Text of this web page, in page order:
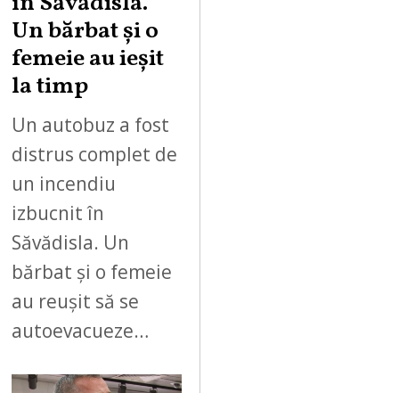
Un bărbat și o
femeie au ieșit
la timp
Un autobuz a fost
distrus complet de
un incendiu
izbucnit în
Săvădisla. Un
bărbat și o femeie
au reușit să se
autoevacueze…